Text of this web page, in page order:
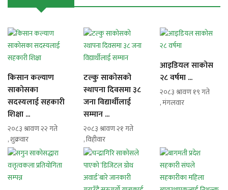
किसान कल्याण
साकोसका
सदस्यलाई सहकारी
शिक्षा ...
२०८३ श्रावण २२ गते
, शुक्रवार
टल्कु साकोसको
स्थापना दिवसमा ३८
जना विद्यार्थीलाई
सम्मान ...
२०८३ श्रावण २१ गते
, विहीवार
आइडियल साकोस
२८ वर्षमा ...
२०८३ श्रावण १९ गते
, मंगलवार